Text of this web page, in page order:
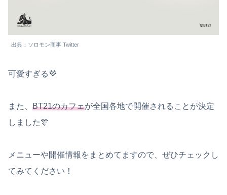
出典：ソロモン商事 Twitter
可愛すぎる💜
また、 BT21のカフェが全国各地で開催されることが決定
しました🎊
メニューや開催情報をまとめてますので、ぜひチェックし
てみてください！